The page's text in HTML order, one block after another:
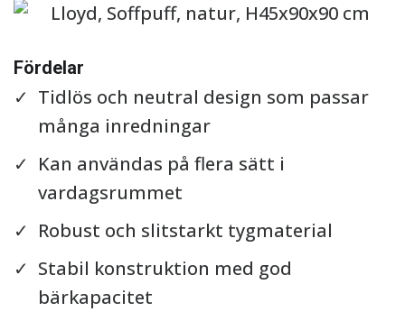
Fördelar
Tidlös och neutral design som passar
många inredningar
Kan användas på flera sätt i
vardagsrummet
Robust och slitstarkt tygmaterial
Stabil konstruktion med god
bärkapacitet